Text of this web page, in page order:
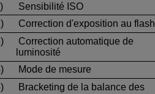
Sensibilité ISO
Correction d'exposition au flash
Correction automatique de
luminosité
Mode de mesure
Bracketing de la balance des